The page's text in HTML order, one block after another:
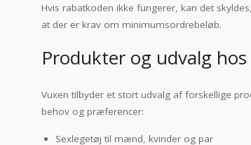
Hvis rabatkoden ikke fungerer, kan det
at der er krav om minimumsordrebeløb.
Produkter og udvalg
Vuxen tilbyder et stort udvalg af forskellige
behov og præferencer:
Sexlegetøj til mænd, kvinder og par